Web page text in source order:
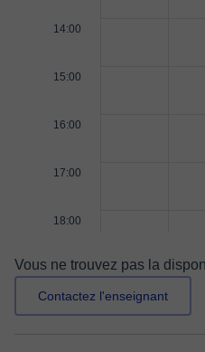
14:00
15:00
16:00
17:00
18:00
Vous ne trouvez pas la
Contactez l'enseignant